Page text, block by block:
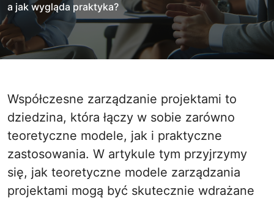
a jak wygląda praktyka?
Współczesne zarządzanie projektami to
dziedzina, która łączy w sobie zarówno
teoretyczne modele, jak i praktyczne
zastosowania. W artykule tym przyjrzymy
się, jak teoretyczne modele zarządzania
projektami mogą być skutecznie wdrażane